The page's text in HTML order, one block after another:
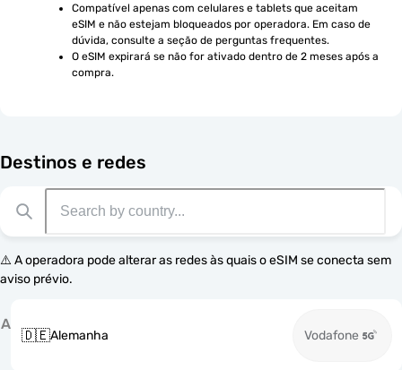
Compatível apenas com celulares e tablets que aceitam
eSIM e não estejam bloqueados por operadora. Em caso de
dúvida, consulte a seção de perguntas frequentes.
O eSIM expirará se não for ativado dentro de 2 meses após a
compra.
Destinos e redes
⚠️ A operadora pode alterar as redes às quais o eSIM se conecta sem
aviso prévio.
A
🇩🇪Alemanha Vodafone